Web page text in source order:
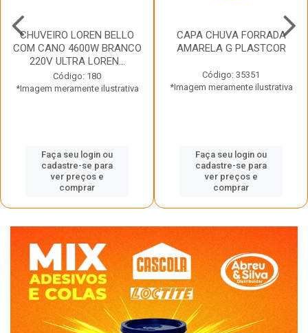
CHUVEIRO LOREN BELLO
COM CANO 4600W BRANCO
220V ULTRA LOREN...
Código: 180
*Imagem meramente ilustrativa
Faça seu login ou
cadastre-se para
ver preços e
comprar
CAPA CHUVA FORRADA
AMARELA G PLASTCOR
Código: 35351
*Imagem meramente ilustrativa
Faça seu login ou
cadastre-se para
ver preços e
comprar